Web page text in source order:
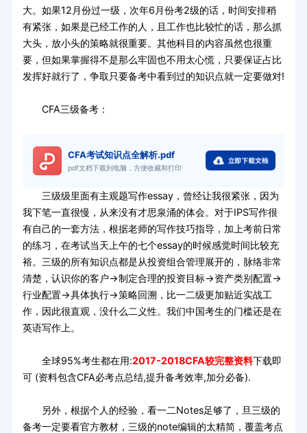
大。如果12月份过一级，次年6月份考2级的话，时间安排稍
有紧张，如果是已经工作的人，且工作也比较忙的话，那么抓
大头，放小头的策略就很重要。其他科目的内容虽然也很重
要，但如果掌握得不是那么牢固也不用太心慌，只要保证占比
发挥好就行了，争取只要备考中看到过的知识点就一定要做对!
CFA三级备考：
CFA考试知识点全解析.pdf
pdf文档下载到电脑，方便收藏和打印
三级级里面有主观题写作essay，曾经让我很紧张，因为
我下笔一直很慢，从来没有才思泉涌的体会。对于IPS写作很
有自己的一套方法，根据老师的写作技巧指导，加上考前日常
的练习，在考试当天上午的七个essay的时候感觉时间比较充
裕。三级的所有知识点都是从投资组合管理展开的，脉络非常
清楚，认识你的客户->制定合理的投资目标->资产类别配置->
行业配置->具体执行->策略回溯，比一二级更加贴近实战工
作，因此很直观，没什么二义性。我们中国考生的门槛还是在
英语写作上。
全球95%考生都在用:2017-2018CFA较完整资料下载即
可 (资料包含CFA必考点总结,提升备考效率,加分必备).
另外，根据个人的经验，看一二Notes足够了，旦三级的
备考一定要看官方教材，三级的note编辑的太精简，覆盖考点